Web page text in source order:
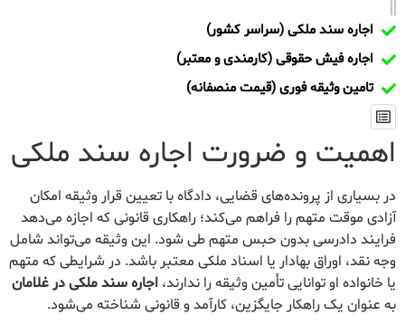
اجاره سند ملکی (سراسر کشور)
اجاره فیش حقوقی (کارمندی و معتبر)
تامین وثیقه فوری (قیمت منصفانه)
اهمیت و ضرورت اجاره سند ملکی
در بسیاری از پرونده‌های قضایی، دادگاه با تعیین قرار وثیقه امکان
آزادی موقت متهم را فراهم می‌کند؛ راهکاری قانونی که اجازه می‌دهد
فرایند دادرسی بدون حبس متهم طی شود. این وثیقه می‌تواند شامل
وجه نقد، اوراق بهادار یا اسناد ملکی معتبر باشد. در شرایطی که متهم
یا خانواده او توانایی تأمین وثیقه را ندارند، اجاره سند ملکی در غلامان
به عنوان یک راهکار جایگزین، کارآمد و قانونی شناخته می‌شود.